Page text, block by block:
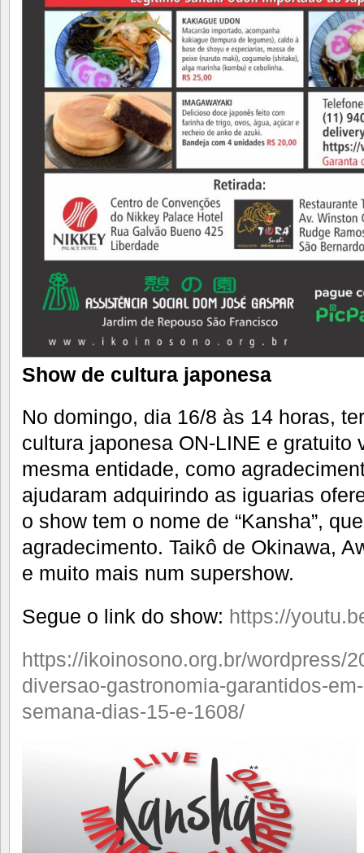
Show de cultura japonesa
No domingo, dia 16/8 às 14 horas,
cultura japonesa ON-LINE e gratuito
mesma entidade, como
ajudaram adquirindo as iguarias
o show tem o nome de “Kansha”,
agradecimento. Taikô de Okinawa,
e muito mais num supershow.
Segue o link do show: https://
https://ikoinosono.org.br/wordpress/
diversao-gastronomia-garantidos-
semana-dias-15-e-1608/